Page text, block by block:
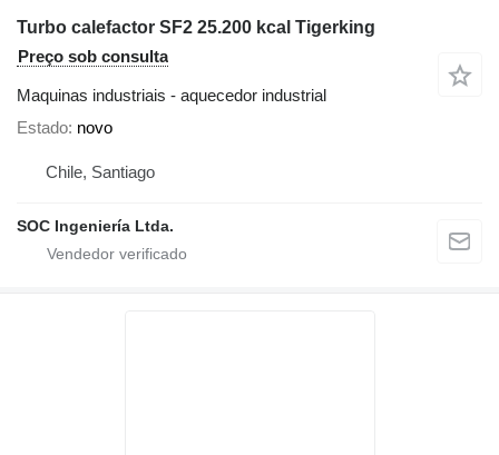
Turbo calefactor SF2 25.200 kcal Tigerking
Preço sob consulta
Maquinas industriais - aquecedor industrial
Estado novo
Chile, Santiago
SOC Ingeniería Ltda.